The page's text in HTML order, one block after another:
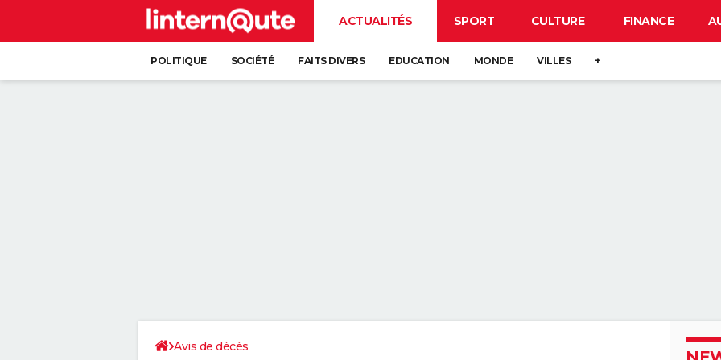
ACTUALITÉS SPORT CULTURE FINANCE
POLITIQUE SOCIÉTÉ FAITS DIVERS EDUCATION MONDE VILLES +
Avis de décès